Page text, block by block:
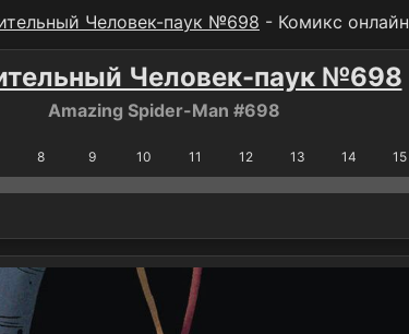
Человек-паук №698 - Комикс онлайн
Человек-паук №698
Amazing Spider-Man #698
8 9 10 11 12 13 14 15